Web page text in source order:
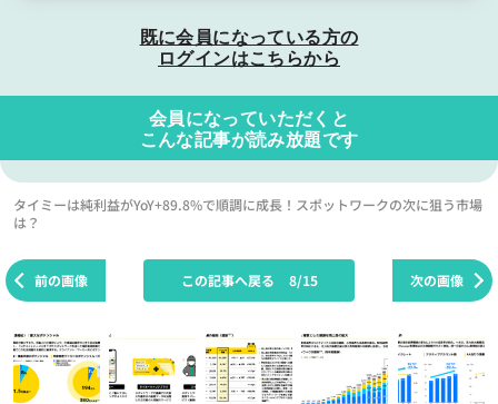
既に会員になっている方の
ログインはこちらから
会員になっていただくと
こんな記事が読み放題です
タイミーは純利益がYoY+89.8%で順調に成長！スポットワークの次に狙う市場
は？
前の画像 次の画像
この記事へ戻る 8/15